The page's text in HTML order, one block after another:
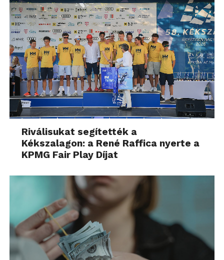
Riválisukat segítették a
Kékszalagon: a René Raffica nyerte a
KPMG Fair Play Díjat